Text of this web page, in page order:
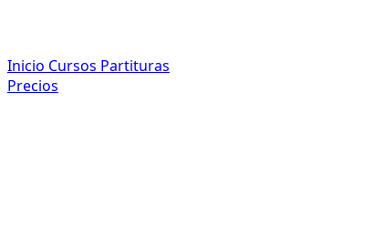
Inicio Cursos Partituras
Precios